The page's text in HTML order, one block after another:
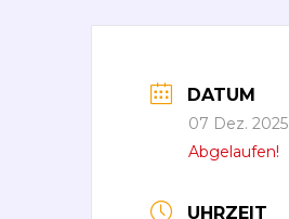
DATUM
07 Dez. 2025
Abgelaufen!
UHRZEIT